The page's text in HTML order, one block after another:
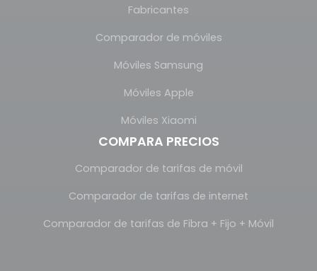
Fabricantes
Comparador de móviles
Móviles Samsung
Móviles Apple
Móviles Xiaomi
COMPARA PRECIOS
Comparador de tarifas de móvil
Comparador de tarifas de internet
Comparador de tarifas de Fibra + Fijo + Móvil